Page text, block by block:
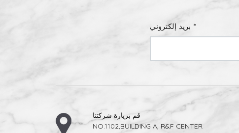
مصنعي بلاط
الحرق وفحص
مع مُصنِّع
بريد إلكتروني *
قم بزيارة شركتنا
NO.1102,BUILDING A, R&F CENTER